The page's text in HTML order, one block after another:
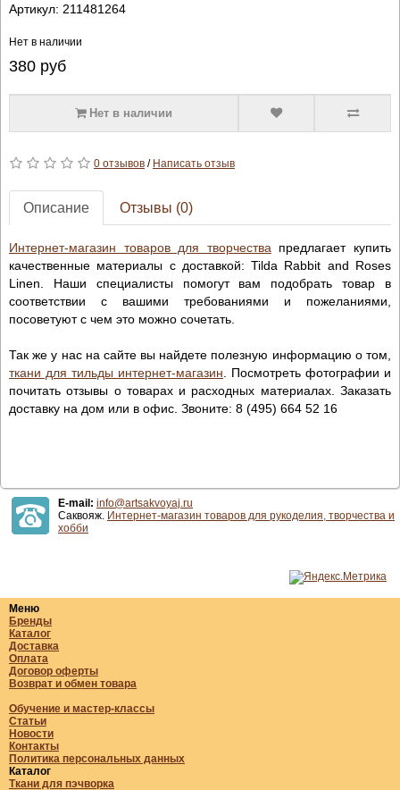
Артикул: 211481264
Нет в наличии
380руб
Нет в наличии
0 отзывов/ Написать отзыв
Описание Отзывы (0)
Интернет-магазин товаров для творчества предлагает купить
качественные материалы с доставкой: Tilda Rabbit and Roses
Linen. Наши специалисты помогут вам подобрать товар в
соответствии с вашими требованиями и пожеланиями,
посоветуют с чем это можно сочетать.
Так же у нас на сайте вы найдете полезную информацию о том,
ткани для тильды интернет-магазин . Посмотреть фотографии и
почитать отзывы о товарах и расходных материалах. Заказать
доставку на дом или в офис. Звоните: 8 (495) 664 52 16
E-mail: info@artsakvoyaj.ru
Саквояж. Интернет-магазин товаров для рукоделия, творчества и
хобби
Меню
Бренды
Каталог
Доставка
Оплата
Договор оферты
Возврат и обмен товара
Обучение и мастер-классы
Статьи
Новости
Контакты
Политика персональных данных
Каталог
Ткани для пэчворка